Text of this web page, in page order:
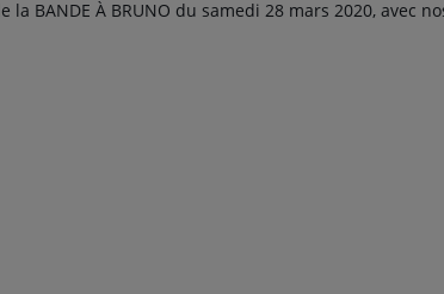
la BANDE À BRUNO du samedi 28 mars 2020, avec